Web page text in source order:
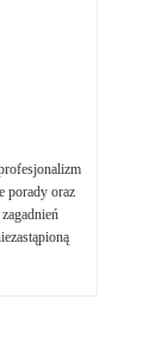
porady oraz